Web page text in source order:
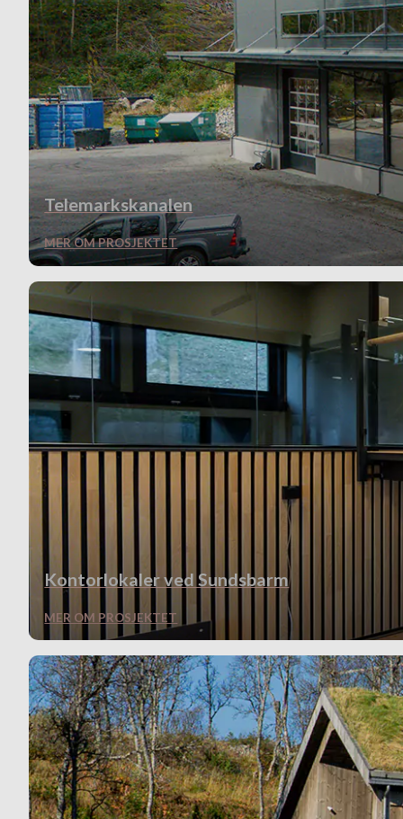
Telemarkskanalen
MER OM PROSJEKTET
Kontorlokaler ved Sundsbarm
MER OM PROSJEKTET